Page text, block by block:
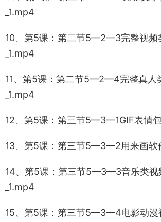
_1.mp4
10、第5课：第二节5—2—3完整视频
_1.mp4
11、第5课：第二节5—2—4完整真人
_1.mp4
12、第5课：第三节5—3—1GIF表情
13、第5课：第三节5—3—2用来画软
14、第5课：第三节5—3—3音乐类视
_1.mp4
15、第5课：第三节5—3—4电影动漫